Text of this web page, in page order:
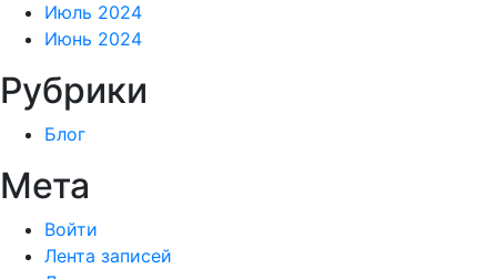
Июль 2024
Июнь 2024
Рубрики
Блог
Мета
Войти
Лента записей